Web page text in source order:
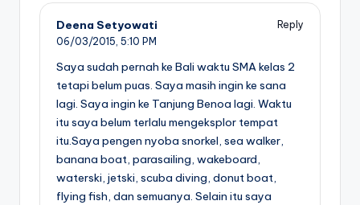
Deena Setyowati
Reply
06/03/2015, 5:10 PM
Saya sudah pernah ke Bali waktu SMA kelas 2
tetapi belum puas. Saya masih ingin ke sana
lagi. Saya ingin ke Tanjung Benoa lagi. Waktu
itu saya belum terlalu mengeksplor tempat
itu.Saya pengen nyoba snorkel, sea walker,
banana boat, parasailing, wakeboard,
waterski, jetski, scuba diving, donut boat,
flying fish, dan semuanya. Selain itu saya